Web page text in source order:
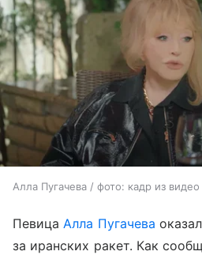
Алла Пугачева / фото: кадр из видео
ПевицаАлла Пугачева
за иранских ракет. Как